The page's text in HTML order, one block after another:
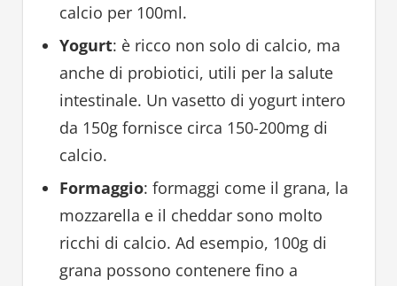
calcio per 100ml.
Yogurt: è ricco non solo di calcio, ma
anche di probiotici, utili per la salute
intestinale. Un vasetto di yogurt intero
da 150g fornisce circa 150-200mg di
calcio.
Formaggio: formaggi come il grana, la
mozzarella e il cheddar sono molto
ricchi di calcio. Ad esempio, 100g di
grana possono contenere fino a